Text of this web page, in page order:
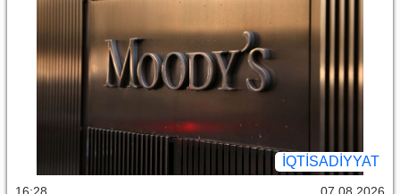
İQTİSADİYYAT